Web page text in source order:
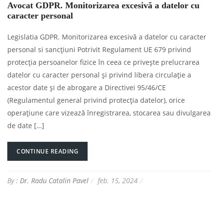
Avocat GDPR. Monitorizarea excesivă a datelor cu
caracter personal
Legislatia GDPR. Monitorizarea excesivă a datelor cu caracter
personal si sancțiuni Potrivit Regulament UE 679 privind
protecţia persoanelor fizice în ceea ce priveşte prelucrarea
datelor cu caracter personal şi privind libera circulaţie a
acestor date şi de abrogare a Directivei 95/46/CE
(Regulamentul general privind protecţia datelor), orice
operațiune care vizează înregistrarea, stocarea sau divulgarea
de date […]
CONTINUE READING
By : Dr. Radu Catalin Pavel feb. 15, 2024